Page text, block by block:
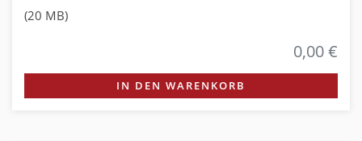
(20 MB)
0,00 €
IN DEN WARENKORB